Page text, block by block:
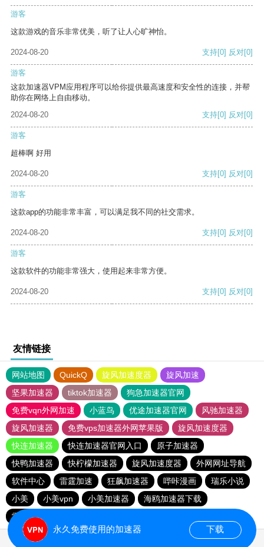
游客
这款游戏的音乐非常优美，听了让人心旷神怡。
2024-08-20 支持[0] 反对[0]
游客
这款加速器VPM应用程序可以给你提供最高速度和安全性的连接，并帮
助你在网络上自由移动。
2024-08-20
支持[0] 反对[0]
游客
超棒啊 好用
2024-08-20 支持[0] 反对[0]
游客
这款app的功能非常丰富，可以满足我不同的社交需求。
2024-08-20 支持[0] 反对[0]
游客
这款软件的功能非常强大，使用起来非常方便。
2024-08-20 支持[0] 反对[0]
友情链接
网站地图 QuickQ 旋风加速度器
旋风加速
坚果加速器
tiktok加速器
狗急加速器官网
免费vqn外网加速
小蓝鸟 优途加速器官网
风驰加速器
旋风加速器
免费vps加速器外网苹果版
旋风加速度器
快连加速器
快连加速器官网入口
原子加速器
快鸭加速器
快柠檬加速器 旋风加速度器
外网网址导航
软件中心
雷霆加速 狂飙加速器 哔咔漫画
瑞乐小说
小美
小美vpn 小美加速器
海鸥加速器下载
雷霆加速版ins
永久免费使用的加速器 下载